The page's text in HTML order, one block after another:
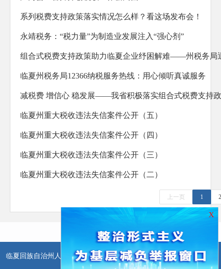
系列税费支持政策落实情况怎么样？看这场发布会！
永靖税务：“税力量”为制造业发展注入“强心剂”
临夏州税务局12366纳税服务热线：用心倾听真诚服务
减税费 增信心 稳发展——我省积极落实组合式税费支持
临夏州重大税收违法失信案件公开（五）
临夏州重大税收违法失信案件公开（四）
临夏州重大税收违法失信案件公开（三）
临夏州重大税收违法失信案件公开（二）
上一页 1 2
临夏回族自治州人民政府办公室主办 临夏回族自治州人民政府信息中
心承办
X